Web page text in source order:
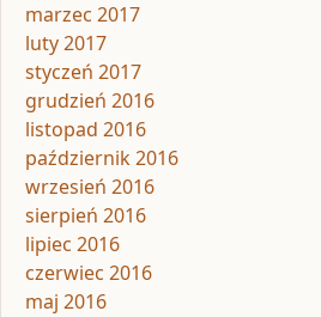
marzec 2017
luty 2017
styczeń 2017
grudzień 2016
listopad 2016
październik 2016
wrzesień 2016
sierpień 2016
lipiec 2016
czerwiec 2016
maj 2016